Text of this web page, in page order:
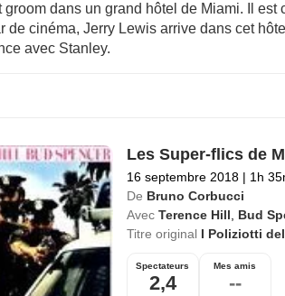
groom dans un grand hôtel de Miami. Il est
de cinéma, Jerry Lewis arrive dans cet
avec Stanley.
Les Super-flics de
16 septembre 2018 | 1h
De Bruno Corbucci
Avec Terence Hill, Bud
Titre original I Poliziotti
Spectateurs
2,4
Mes amis
--